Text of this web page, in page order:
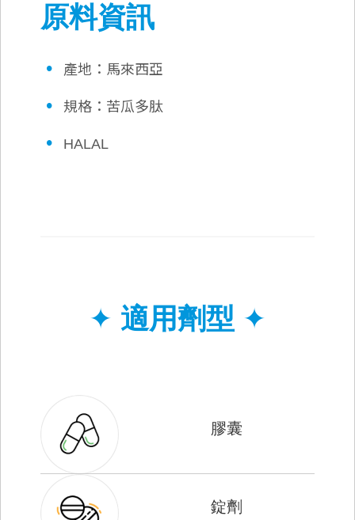
原料資訊
• 產地：馬來西亞
• 規格：苦瓜多肽
• HALAL
✦ 適用劑型 ✦
膠囊
錠劑